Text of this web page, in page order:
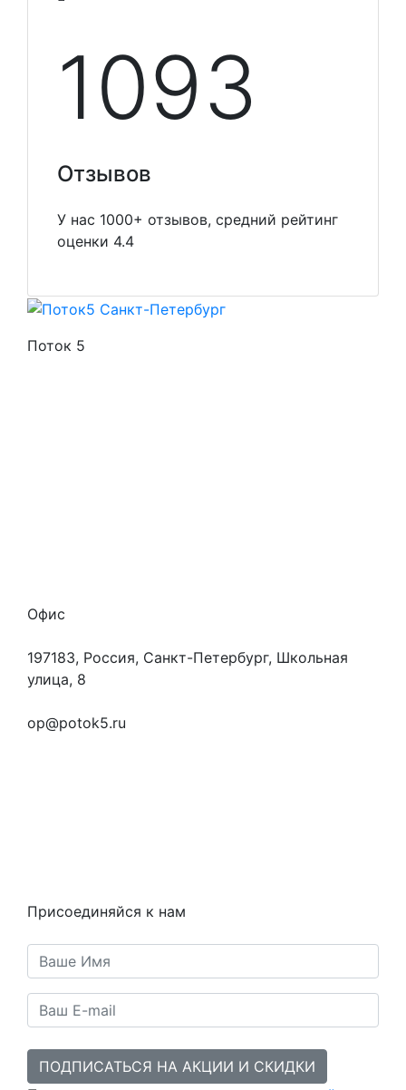
1099
Отзывов
У нас 1000+ отзывов, средний рейтинг
оценки 4.4
Поток 5
Офис
197183, Россия, Санкт-Петербург, Школьная
улица, 8
op@potok5.ru
Присоединяйся к нам
ПОДПИСАТЬСЯ НА АКЦИИ И СКИДКИ